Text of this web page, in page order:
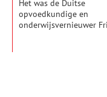
Het was de Duitse
opvoedkundige en
onderwijsvernieuwer